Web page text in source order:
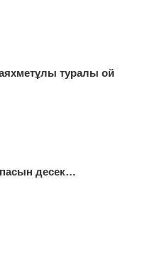
туралы ой
десек…